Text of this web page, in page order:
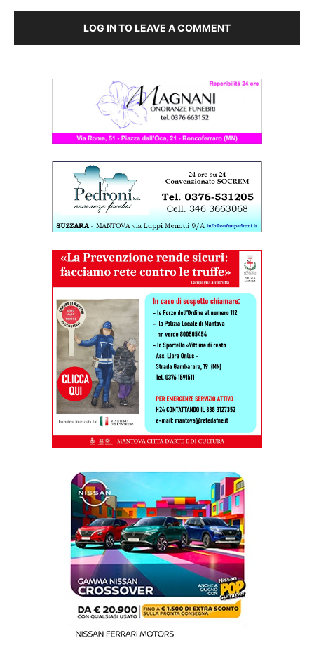
LOG IN TO LEAVE A COMMENT